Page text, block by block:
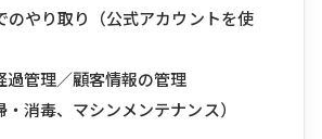
のやり取り（公式アカウントを使
過管理／顧客情報の管理
・消毒、マシンメンテナンス）